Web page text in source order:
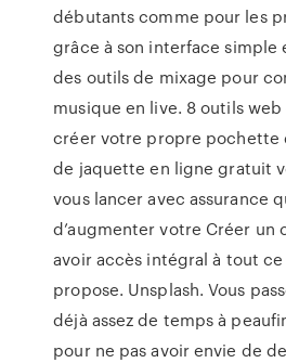
débutants comme pour les
grâce à son interface simple
des outils de mixage pour
musique en live. 8 outils
créer votre propre pochette
de jaquette en ligne gratuit
vous lancer avec assurance
d’augmenter votre Créer
avoir accès intégral à tout
propose. Unsplash. Vous
déjà assez de temps à
pour ne pas avoir envie de